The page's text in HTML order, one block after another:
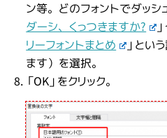
ン等。どのフォントでダッシ
ダーシ、くっつきますか?
リーフォントまとめ
」とい
ます）を選択。
「OK」をクリック。